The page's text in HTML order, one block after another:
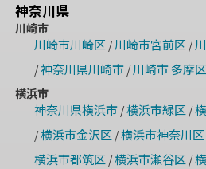
神奈川県
川崎市
川崎市川崎区/川崎市宮前区/
/神奈川県川崎市/川崎市 多摩区
横浜市
神奈川県横浜市/横浜市緑区/
/横浜市金沢区/横浜市神奈川区
横浜市都筑区/横浜市瀬谷区/